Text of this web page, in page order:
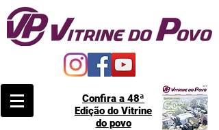
Confira a 48ª
Edição do Vitrine
do povo